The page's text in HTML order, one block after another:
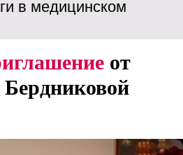
в медицинском
от